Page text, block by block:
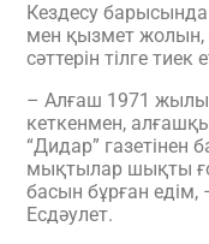
Кездесу
мен қызмет жолын,
сәттерін тілге тиек
– Алғаш 1971
кеткенмен,
“Дидар” газетінен
мықтылар шықты
басын бұрған
Есдәулет.